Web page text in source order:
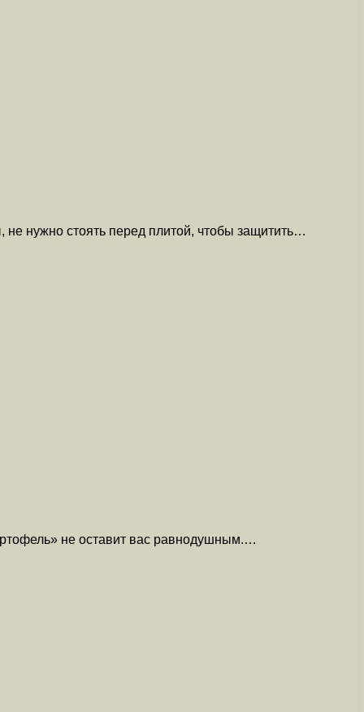
нужно стоять перед плитой, чтобы защитить…
не оставит вас равнодушным.…